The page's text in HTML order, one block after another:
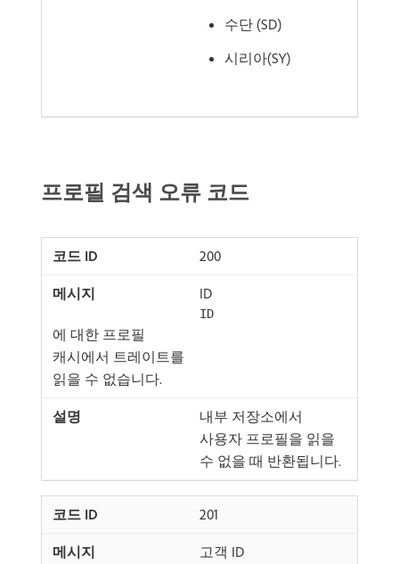
수단 (SD)
시리아(SY)
프로필 검색 오류 코드
200
ID
ID
에 대한 프로필
캐시에서 트레이트를
읽을 수 없습니다.
내부 저장소에서
사용자 프로필을 읽을
수 없을 때 반환됩니다.
201
고객 ID